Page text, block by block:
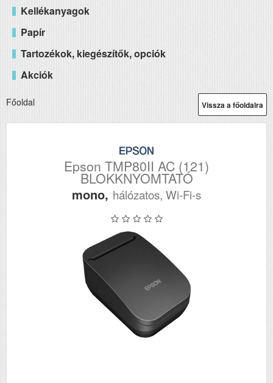
Kellékanyagok
Papír
Tartozékok, kiegészítők, opciók
Akciók
Vissza a főoldalra
Főoldal
Epson TMP80II AC (121)
BLOKKNYOMTATÓ
mono, hálózatos, Wi-Fi-s